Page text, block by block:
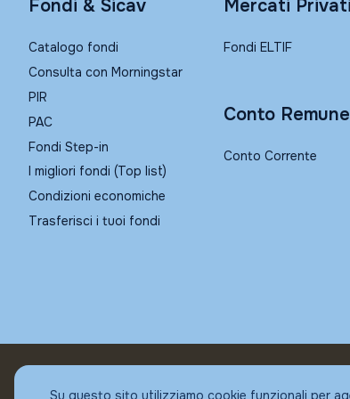
Fondi & Sicav
Catalogo fondi
Consulta con Morningstar
PIR
PAC
Fondi Step-in
I migliori fondi (Top list)
Condizioni economiche
Trasferisci i tuoi fondi
Mercati Privati
Fondi ELTIF
Conto
Conto Corrente
Su questo sito utilizziamo cookie funzionali per